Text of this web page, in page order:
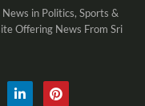
in Politics, Sports &
Offering News From Sri